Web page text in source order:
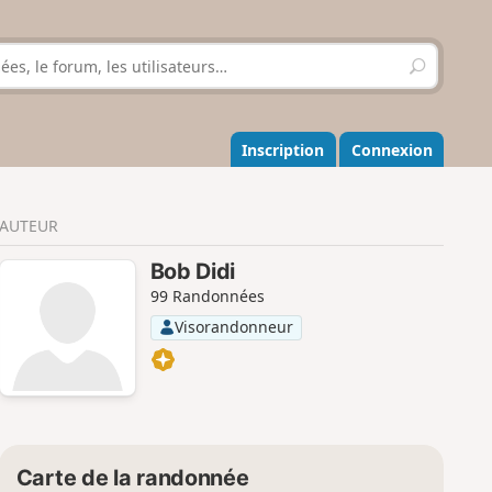
R
e
h
e
r
r
Inscription Connexion
AUTEUR
Bob Didi
99 Randonnées
Visorandonneur
Carte de la randonnée